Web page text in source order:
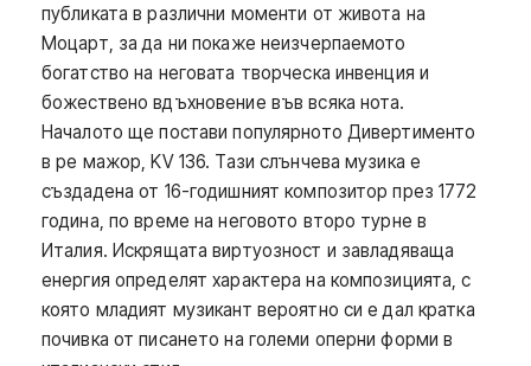
публиката в различни моменти от живота на
Моцарт, за да ни покаже неизчерпаемото
богатство на неговата творческа инвенция и
божествено вдъхновение във всяка нота.
Началото ще постави популярното Дивертименто
в ре мажор, KV 136. Тази слънчева музика е
създадена от 16-годишният композитор през 1772
година, по време на неговото второ турне в
Италия. Искрящата виртуозност и завладяваща
енергия определят характера на композицията, с
която младият музикант вероятно си е дал кратка
почивка от писането на големи оперни форми в